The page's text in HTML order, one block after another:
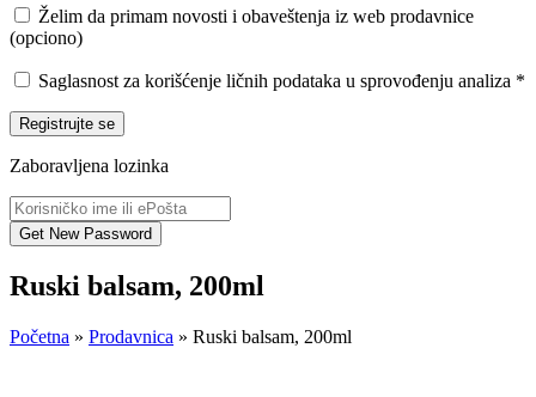
Želim da primam novosti i obaveštenja iz web prodavnice
(opciono)
Saglasnost za korišćenje ličnih podataka u sprovođenju analiza *
Registrujte se
Zaboravljena lozinka
Ruski balsam, 200ml
Početna » Prodavnica » Ruski balsam, 200ml